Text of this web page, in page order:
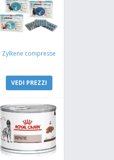
Zylkene compresse
VEDI PREZZI